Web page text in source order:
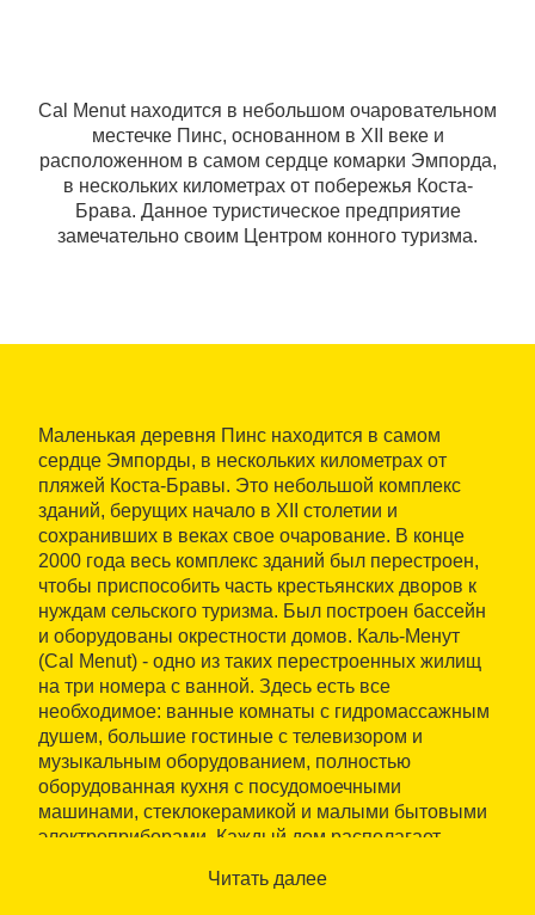
Cal Menut находится в небольшом очаровательном
местечке Пинс, основанном в XII веке и
расположенном в самом сердце комарки Эмпорда,
в нескольких километрах от побережья Коста-
Брава. Данное туристическое предприятие
замечательно своим Центром конного туризма.
Маленькая деревня Пинс находится в самом
сердце Эмпорды, в нескольких километрах от
пляжей Коста-Бравы. Это небольшой комплекс
зданий, берущих начало в XII столетии и
сохранивших в веках свое очарование. В конце
2000 года весь комплекс зданий был перестроен,
чтобы приспособить часть крестьянских дворов к
нуждам сельского туризма. Был построен бассейн
и оборудованы окрестности домов. Каль-Менут
(Cal Menut) - одно из таких перестроенных жилищ
на три номера с ванной. Здесь есть все
необходимое: ванные комнаты с гидромассажным
душем, большие гостиные с телевизором и
музыкальным оборудованием, полностью
оборудованная кухня с посудомоечными
машинами, стеклокерамикой и малыми бытовыми
электроприборами. Каждый дом располагает
можно проводить приятные дни, которые дарит
Читать далее